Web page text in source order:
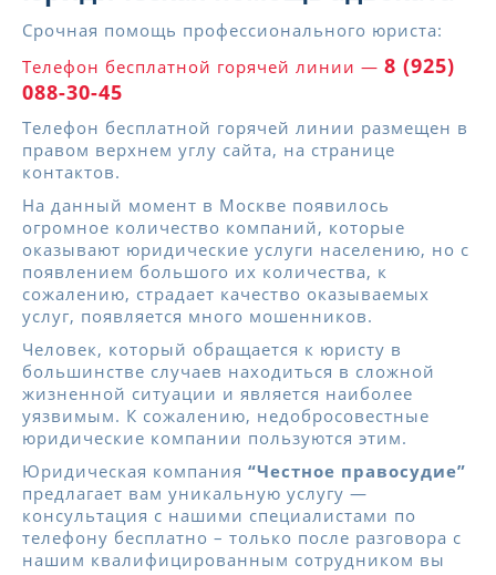
Срочная помощь профессионального юриста:
Телефон бесплатной горячей линии — 8 (925)
088-30-45
Телефон бесплатной горячей линии размещен в
правом верхнем углу сайта, на странице
контактов.
На данный момент в Москве появилось
огромное количество компаний, которые
оказывают юридические услуги населению, но с
появлением большого их количества, к
сожалению, страдает качество оказываемых
услуг, появляется много мошенников.
Человек, который обращается к юристу в
большинстве случаев находиться в сложной
жизненной ситуации и является наиболее
уязвимым. К сожалению, недобросовестные
юридические компании пользуются этим.
Юридическая компания “Честное правосудие”
предлагает вам уникальную услугу —
консультация с нашими специалистами по
телефону бесплатно – только после разговора с
нашим квалифицированным сотрудником вы